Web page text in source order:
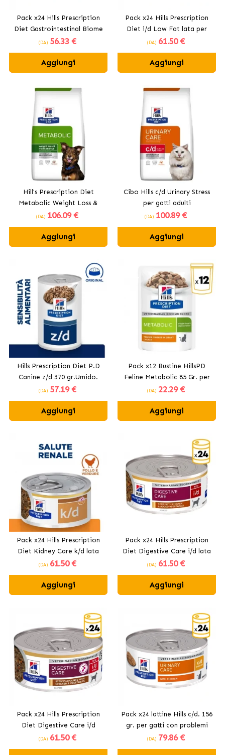
Pack x24 Hills Prescription
Diet Gastrointestinal Biome
lata per gatti al guazzetto di
pollo e verdure
(DA) 56.33 €
Aggiungi
Pack x24 Hills Prescription
Diet i/d Low Fat lata per
cani al guazzetto di pollo e
verdure
(DA) 61.50 €
Aggiungi
Hill's Prescription Diet
Metabolic Weight Loss &
Maintenance per cani
(DA) 106.09 €
Aggiungi
Cibo Hills c/d Urinary Stress
per gatti adulti
(DA) 100.89 €
Aggiungi
Hills Prescription Diet P.D
Canine z/d 370 gr.Umido.
(DA) 57.19 €
Aggiungi
Pack x12 Bustine HillsPD
Feline Metabolic 85 Gr. per
gatti
(DA) 22.29 €
Aggiungi
Pack x24 Hills Prescription
Diet Kidney Care k/d lata
per cani al guazzetto di
pollo e verdure
(DA) 61.50 €
Aggiungi
Pack x24 Hills Prescription
Diet Digestive Care i/d lata
per cani al guazzetto di
pollo e verdure
(DA) 61.50 €
Aggiungi
Pack x24 Hills Prescription
Diet Digestive Care i/d
Stress lattine per cani mini al
guazzetto di pollo e verdure
(DA) 61.50 €
Pack x24 lattine Hills c/d. 156
gr. per gatti con problemi
urinari
(DA) 79.86 €